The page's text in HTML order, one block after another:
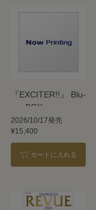
『EXCITER!!』 Blu-
ray BOX
2026/10/17発売
¥15,400
カートに入れる